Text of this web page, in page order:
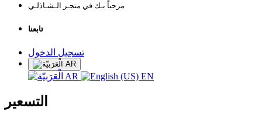
مرحباً بـك في متجـر الـشـاذلـي
تابعنا
تسجيل الدخول
AR
AR EN
التسعير